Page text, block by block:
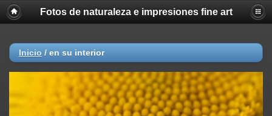
Fotos de naturaleza e impresiones fine art
Inicio / en su interior